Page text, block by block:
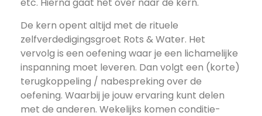
etc. Hierna gaat het over naar de kern.
De kern opent altijd met de rituele
zelfverdedigingsgroet Rots & Water. Het
vervolg is een oefening waar je een lichamelijke
inspanning moet leveren. Dan volgt een (korte)
terugkoppeling / nabespreking over de
oefening. Waarbij je jouw ervaring kunt delen
met de anderen. Wekelijks komen conditie-